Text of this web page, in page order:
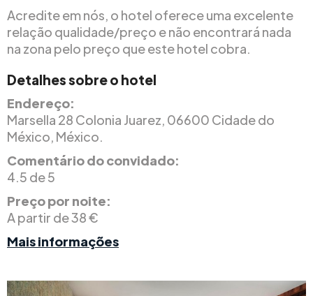
Acredite em nós, o hotel oferece uma excelente
relação qualidade/preço e não encontrará nada
na zona pelo preço que este hotel cobra.
Detalhes sobre o hotel
Endereço:
Marsella 28 Colonia Juarez, 06600 Cidade do
México, México.
Comentário do convidado:
4.5 de 5
Preço por noite:
A partir de 38 €
Mais informações